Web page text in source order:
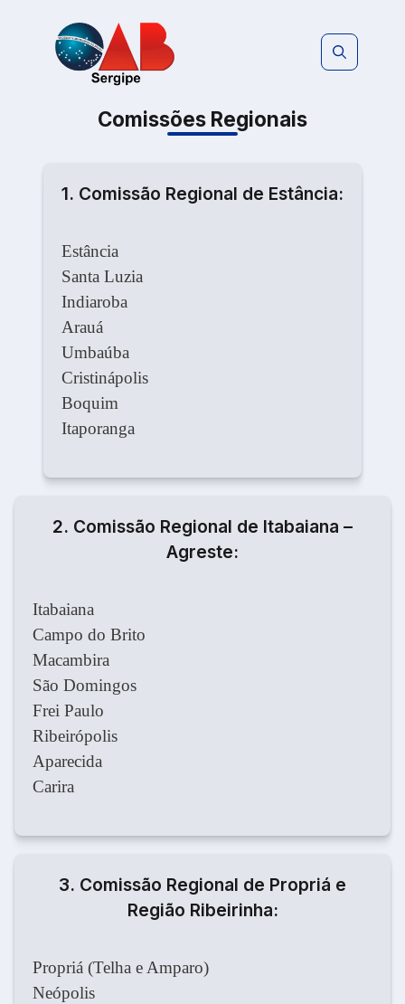
Comissões Regionais
1. Comissão Regional de Estância:
Estância
Santa Luzia
Indiaroba
Arauá
Umbaúba
Cristinápolis
Boquim
Itaporanga
2. Comissão Regional de Itabaiana –
Agreste:
Itabaiana
Campo do Brito
Macambira
São Domingos
Frei Paulo
Ribeirópolis
Aparecida
Carira
3. Comissão Regional de Propriá e
Região Ribeirinha:
Propriá (Telha e Amparo)
Neópolis